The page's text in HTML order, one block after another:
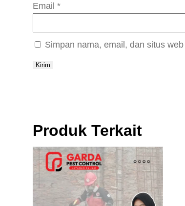
Email*
Simpan nama, email, dan situs
Produk Terkait